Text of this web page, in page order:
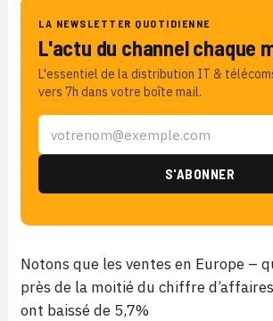
LA NEWSLETTER QUOTIDIENNE
L'actu du channel chaque
L'essentiel de la distribution IT &
vers 7h dans votre boîte mail.
Notons que les ventes en Europe –
près de la moitié du chiffre
ont baissé de 5,7%